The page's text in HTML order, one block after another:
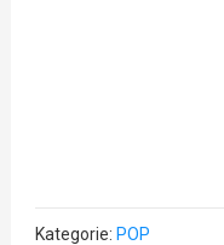
Kategorie: POP